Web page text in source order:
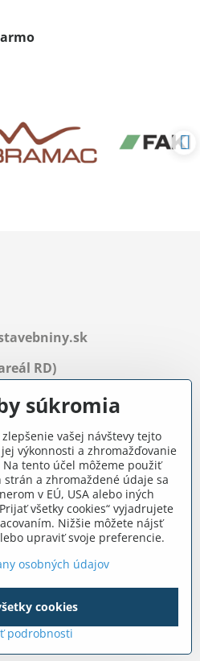
RD)
a 12:15 - 15:30
Copyright
ochrany osobných údajov
BiznisWeb.sk
súkromia
vašej návštevy tejto
výkonnosti a zhromažďovanie
tento účel môžeme použiť
a zhromaždené údaje sa
v EÚ, USA alebo iných
všetky cookies“ vyjadrujete
Nižšie môžete nájsť
upraviť svoje preferencie.
osobných údajov
podrobnosti
cookies